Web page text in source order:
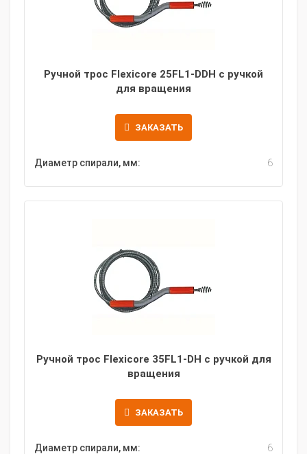
Ручной трос Flexicore 25FL1-DDH с ручкой
для вращения
ЗАКАЗАТЬ
Диаметр спирали, мм: 6
Ручной трос Flexicore 35FL1-DH с ручкой для
вращения
ЗАКАЗАТЬ
Диаметр спирали, мм: 6